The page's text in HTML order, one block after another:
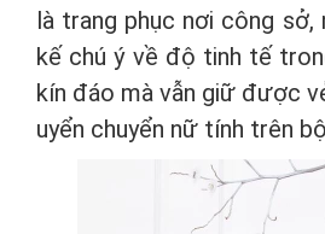
là trang phục nơi công sở,
kế chú ý về độ tinh tế
kín đáo mà vẫn giữ được
uyển chuyển nữ tính trên